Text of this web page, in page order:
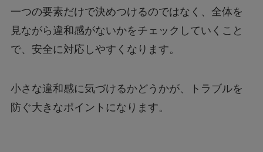
一つの要素だけで決めつけるのではなく、全体を
見ながら違和感がないかをチェックしていくこと
で、安全に対応しやすくなります。
小さな違和感に気づけるかどうかが、トラブルを
防ぐ大きなポイントになります。